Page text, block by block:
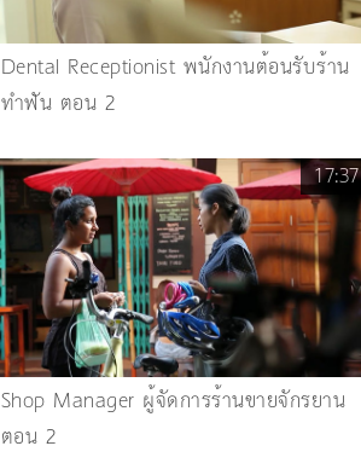
Dental Receptionist พนักงานต้อนรับร้าน
ทำฟัน ตอน 2
17:37
Shop Manager ผู้จัดการร้านขายจักรยาน
ตอน 2